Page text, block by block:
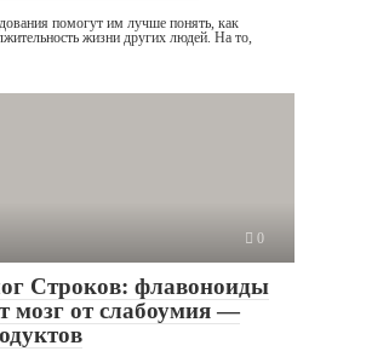
помогут им лучше понять, как
жизни других людей. На то,
0
Строков: флавоноиды
мозг от слабоумия —